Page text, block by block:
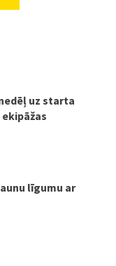
uz starta
līgumu ar